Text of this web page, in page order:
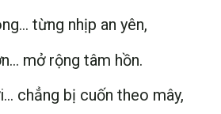
từng nhịp an yên,
mở rộng tâm hồn.
chẳng bị cuốn theo mây,